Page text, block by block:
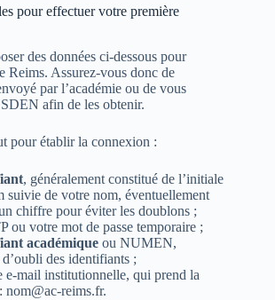
pour effectuer votre première
des données ci-dessous pour
Reims. Assurez-vous donc de
par l’académie ou de vous
afin de les obtenir.
pour établir la connexion :
, généralement constitué de l’initiale
suivie de votre nom, éventuellement
chiffre pour éviter les doublons ;
ou votre mot de passe temporaire ;
académique ou NUMEN,
des identifiants ;
e-mail institutionnelle, qui prend la
nom@ac-reims.fr.